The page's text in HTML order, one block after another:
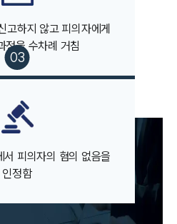
팀소개
소개
의 강점
오시는 길
파트너 로펌
의 소리
통합검색
AI대륜
무사례
업무사례
고하지 않고 피의자에게
정을 수차례 거침
서 피의자의 혐의 없음을
인정함